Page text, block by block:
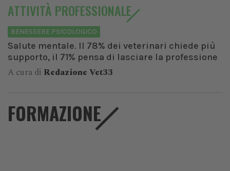
ATTIVITÀ PROFESSIONALE
BENESSERE PSICOLOGICO
Salute mentale. Il 78% dei veterinari chiede più
supporto, il 71% pensa di lasciare la professione
A cura di Redazione Vet33
FORMAZIONE